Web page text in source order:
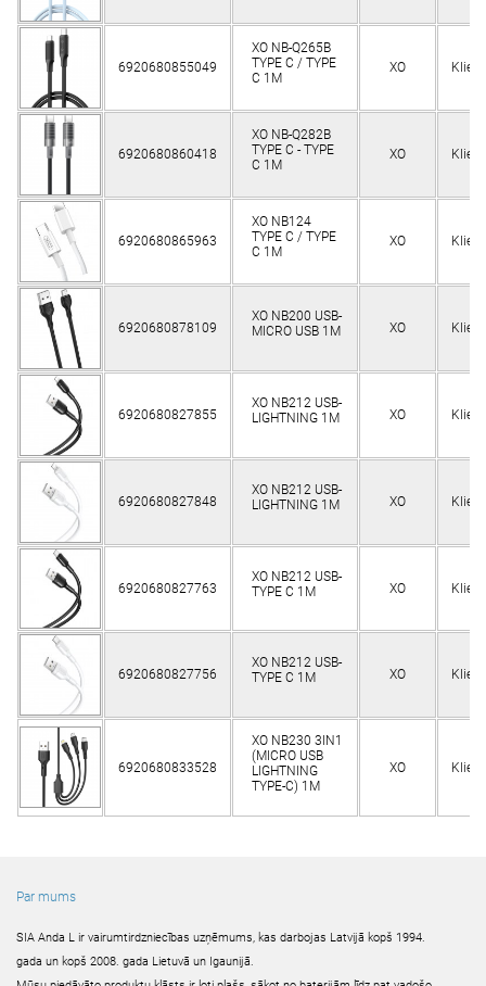
6920680855049
XO NB-Q265B
TYPE C / TYPE
C 1M
XO
6920680860418
XO NB-Q282B
TYPE C - TYPE
C 1M
XO
6920680865963
XO NB124
TYPE C / TYPE
C 1M
XO
6920680878109
XO NB200 USB-
MICRO USB 1M
XO
6920680827855
XO NB212 USB-
LIGHTNING 1M
XO
6920680827848
XO NB212 USB-
LIGHTNING 1M
XO
6920680827763
XO NB212 USB-
TYPE C 1M
XO
6920680827756
XO NB212 USB-
TYPE C 1M
XO
6920680833528
XO NB230 3IN1
(MICRO USB
LIGHTNING
TYPE-C) 1M
XO
Par mums
SIA Anda L ir vairumtirdzniecības uzņēmums, kas darbojas Latvijā kopš 1994.
gada un kopš 2008. gada Lietuvā un Igaunijā.